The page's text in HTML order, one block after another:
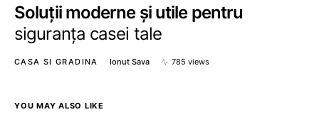
Soluții moderne și utile pentru
siguranța casei tale
CASA SI GRADINA Ionut Sava 785 views
YOU MAY ALSO LIKE